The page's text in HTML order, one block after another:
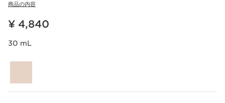
商品の内容
現在表示中の製品の価格 ¥ 4,840
¥ 4,840
30 mL